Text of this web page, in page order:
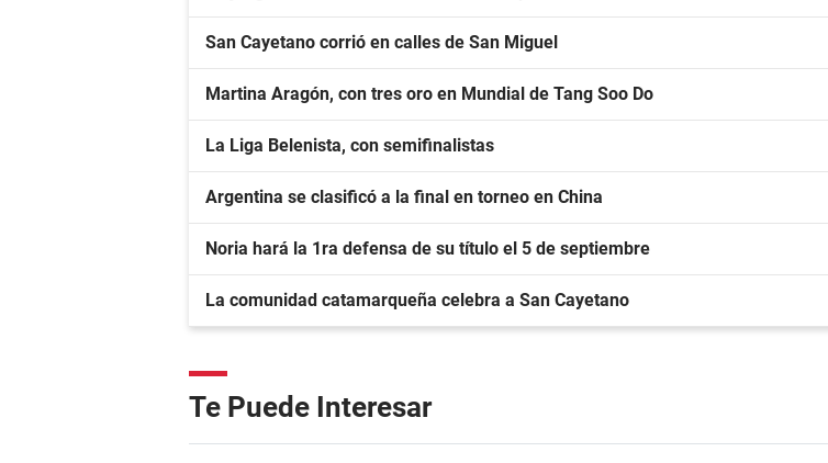
San Cayetano corrió en calles de San Miguel
Martina Aragón, con tres oro en Mundial de Tang Soo Do
La Liga Belenista, con semifinalistas
Argentina se clasificó a la final en torneo en China
Noria hará la 1ra defensa de su título el 5 de septiembre
La comunidad catamarqueña celebra a San Cayetano
Te Puede Interesar